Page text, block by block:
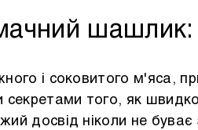
шашлик:
і соковитого м'яса,
секретами того, як
досвід ніколи не